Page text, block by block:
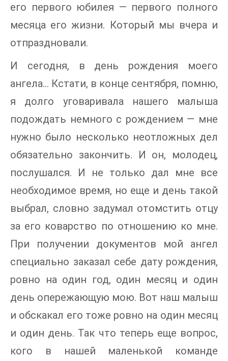
его первого юбилея — первого полного
месяца его жизни. Который мы вчера и
отпраздновали.
И сегодня, в день рождения моего
ангела… Кстати, в конце сентября, помню,
я долго уговаривала нашего малыша
подождать немного с рождением — мне
нужно было несколько неотложных дел
обязательно закончить. И он, молодец,
послушался. И не только дал мне все
необходимое время, но еще и день такой
выбрал, словно задумал отомстить отцу
за его коварство по отношению ко мне.
При получении документов мой ангел
специально заказал себе дату рождения,
ровно на один год, один месяц и один
день опережающую мою. Вот наш малыш
и обскакал его тоже ровно на один месяц
и один день. Так что теперь еще вопрос,
кого в нашей маленькой команде